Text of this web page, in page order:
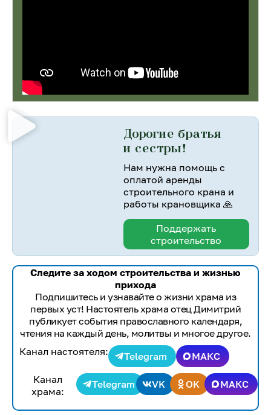
Дорогие братья
и сестры!
Нам нужна помощь с
оплатой аренды
строительного крана и
работы крановщика 🙏
Поддержать
строительство
Следите за ходом строительства и жизнью
прихода
Подпишитесь и узнавайте о жизни храма из
первых уст! Настоятель храма отец Димитрий
публикует события православного календаря,
чтения на каждый день, молитвы и многое другое.
Канал настоятеля:
Telegram
МАКС
Канал
храма:
Telegram VK OK МАКС